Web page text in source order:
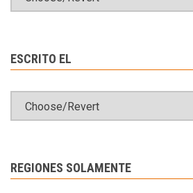
ESCRITO EL
REGIONES SOLAMENTE